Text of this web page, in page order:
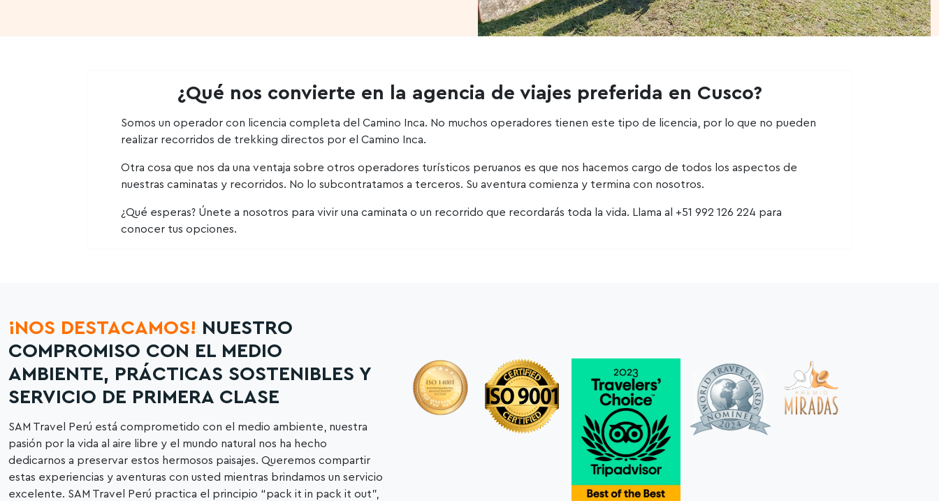
¿Qué nos convierte en la agencia de viajes preferida en Cusco?
Somos un operador con licencia completa del Camino Inca. No muchos operadores tienen este tipo de licencia, por lo que no pueden
realizar recorridos de trekking directos por el Camino Inca.
Otra cosa que nos da una ventaja sobre otros operadores turísticos peruanos es que nos hacemos cargo de todos los aspectos de
nuestras caminatas y recorridos. No lo subcontratamos a terceros. Su aventura comienza y termina con nosotros.
¿Qué esperas? Únete a nosotros para vivir una caminata o un recorrido que recordarás toda la vida. Llama al +51 992 126 224 para
conocer tus opciones.
¡NOS DESTACAMOS! NUESTRO
COMPROMISO CON EL MEDIO
AMBIENTE, PRÁCTICAS SOSTENIBLES Y
SERVICIO DE PRIMERA CLASE
SAM Travel Perú está comprometido con el medio ambiente, nuestra
pasión por la vida al aire libre y el mundo natural nos ha hecho
dedicarnos a preservar estos hermosos paisajes. Queremos compartir
estas experiencias y aventuras con usted mientras brindamos un servicio
excelente. SAM Travel Perú practica el principio “pack it in pack it out”,